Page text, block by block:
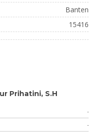
Banten
15416
Prihatini, S.H
-
-